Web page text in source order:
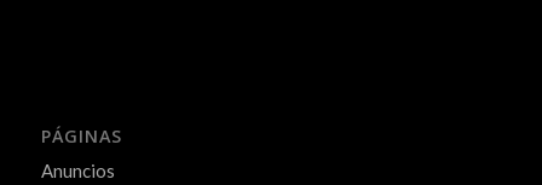
PÁGINAS
Anuncios